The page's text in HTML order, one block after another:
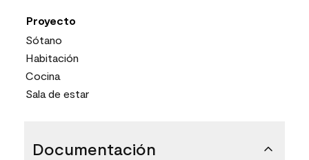
Proyecto
Sótano
Habitación
Cocina
Sala de estar
Documentación